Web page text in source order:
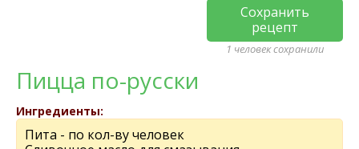
Сохранить
рецепт
1 человек сохранили
Пицца по-русски
Ингредиенты:
Пита - по кол-ву человек